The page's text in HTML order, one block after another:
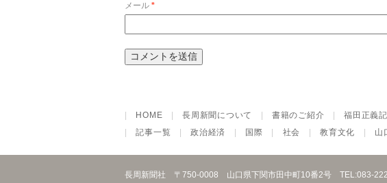
メール *
HOME |長周新聞について |書籍のご紹介 |福田正義
|記事一覧 |政治経済 国際 社会 |教育文化 山
長周新聞社 〒750-0008 山口県下関市田中町10番2号 TEL:083-